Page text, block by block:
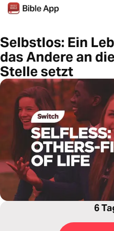
Selbstlos: Ein
das Andere an
Stelle setzt
6